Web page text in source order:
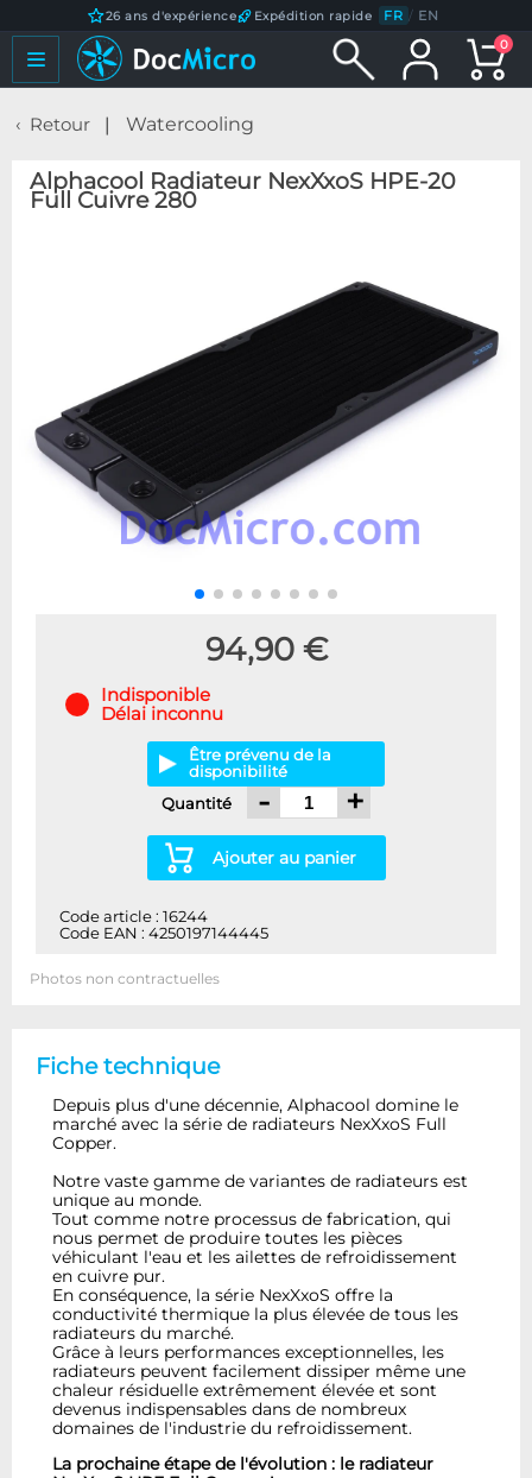
26 ans d'expérience Expédition rapide FR / EN
0
Retour Watercooling
Alphacool Radiateur NexXxoS HPE-20
Full Cuivre 280
94,90 €
Indisponible
Délai inconnu
Être prévenu de la
disponibilité
Quantité
- +
Ajouter au panier
Code article : 16244
Code EAN : 4250197144445
Photos non contractuelles
Fiche technique
Depuis plus d'une décennie, Alphacool domine le
marché avec la série de radiateurs NexXxoS Full
Copper.
Notre vaste gamme de variantes de radiateurs est
unique au monde.
Tout comme notre processus de fabrication, qui
nous permet de produire toutes les pièces
véhiculant l'eau et les ailettes de refroidissement
en cuivre pur.
En conséquence, la série NexXxoS offre la
conductivité thermique la plus élevée de tous les
radiateurs du marché.
Grâce à leurs performances exceptionnelles, les
radiateurs peuvent facilement dissiper même une
chaleur résiduelle extrêmement élevée et sont
devenus indispensables dans de nombreux
domaines de l'industrie du refroidissement.
La prochaine étape de l'évolution : le radiateur